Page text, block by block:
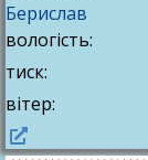
Берислав
вологість:
тиск:
вітер: